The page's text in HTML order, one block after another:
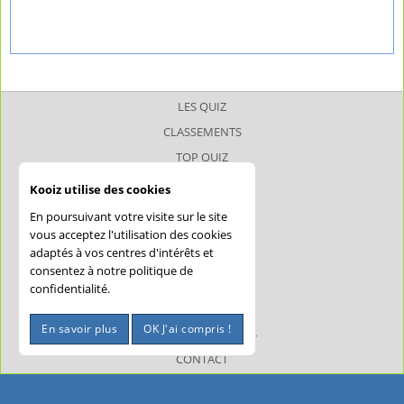
LES QUIZ
CLASSEMENTS
TOP QUIZ
JOKERQUIZ
AIDE
CONFIDENTIALITÉ
MENTIONS LÉGALES
CONTACT
Kooiz utilise des cookies
En poursuivant votre visite sur le site
vous acceptez l'utilisation des cookies
adaptés à vos centres d'intérêts et
consentez à notre politique de
confidentialité.
En savoir plus OK J'ai compris !